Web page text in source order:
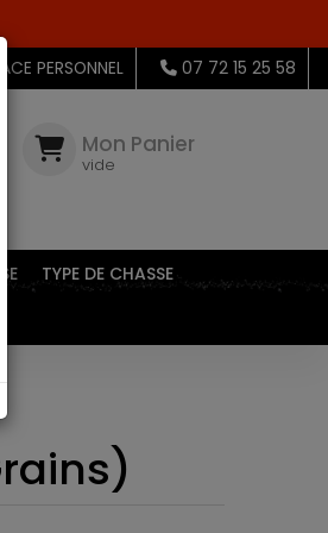
PERSONNEL 07 72 15 25 58
Mon Panier
vide
TYPE DE CHASSE